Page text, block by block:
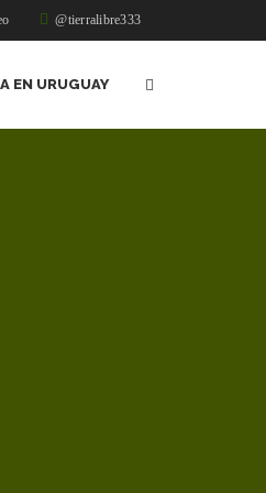
@tierralibre333
EN URUGUAY